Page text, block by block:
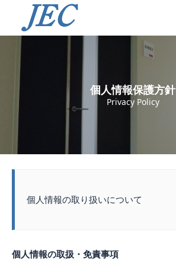
個人情報保護方針
Privacy Policy
個人情報の取り扱いについて
個人情報の取扱・免責事項